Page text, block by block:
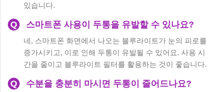
있습니다.
Q 스마트폰 사용이 두통을 유발할 수 있나요?
네, 스마트폰 화면에서 나오는 블루라이트가 눈의 피로를
증가시키고, 이로 인해 두통이 유발될 수 있어요. 사용 시
간을 줄이고 블루라이트 필터를 활용하는 것이 좋습니다.
Q 수분을 충분히 마시면 두통이 줄어드나요?